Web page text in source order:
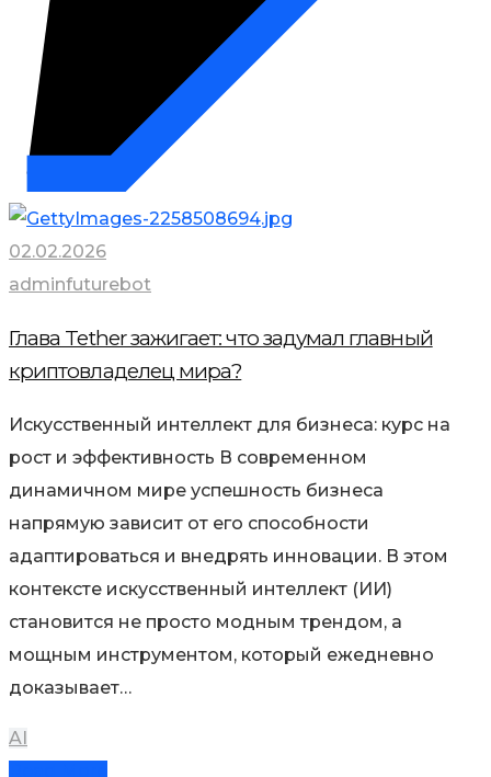
02.02.2026
adminfuturebot
Глава Tether зажигает: что задумал главный
криптовладелец мира?
Искусственный интеллект для бизнеса: курс на
рост и эффективность В современном
динамичном мире успешность бизнеса
напрямую зависит от его способности
адаптироваться и внедрять инновации. В этом
контексте искусственный интеллект (ИИ)
становится не просто модным трендом, а
мощным инструментом, который ежедневно
доказывает…
AI